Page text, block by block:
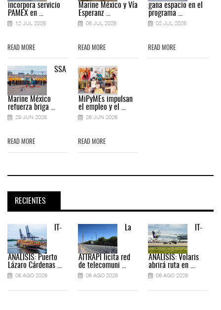
incorpora servicio
PAMEX en ...
12 JUL 2026
READ MORE
SSA
Marine México
refuerza briga ...
29 JUN 2026
READ MORE
Marine México y Vía
Esperanz ...
06 JUL 2026
READ MORE
MiPyMEs impulsan
el empleo y el ...
26 JUN 2026
READ MORE
gana espacio en el
programa ...
02 JUL 2026
READ MORE
RECIENTES
IT-
ANÁLISIS: Puerto
Lázaro Cárdenas ...
06 AGO 2026
La
ATTRAPI licita red
de telecomuni ...
06 AGO 2026
IT-
ANÁLISIS: Volaris
abrirá ruta en ...
06 AGO 2026